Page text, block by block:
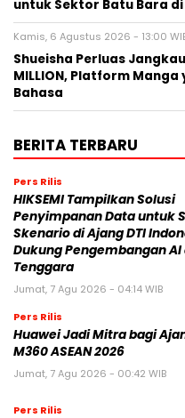
untuk Sektor Batu Bara di
Kamis, 6 Agustus 2026 - 13:00
Shueisha Perluas
MILLION, Platform
Bahasa
BERITA TERBARU
Pers Rilis
HIKSEMI Tampilkan Solusi
Penyimpanan Data untuk
Skenario di Ajang DTI
Dukung Pengembangan AI
Tenggara
Jumat, 7 Agu 2026 - 04:14 WIB
Pers Rilis
Huawei Jadi Mitra bagi
M360 ASEAN 2026
Jumat, 7 Agu 2026 - 00:42 WIB
Pers Rilis